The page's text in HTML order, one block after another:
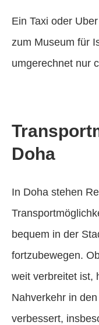
Ein Taxi oder
zum Museum für
umgerechnet nur
Doha
In Doha stehen
bequem in der
fortzubewegen.
weit verbreitet ist,
Nahverkehr in
verbessert,